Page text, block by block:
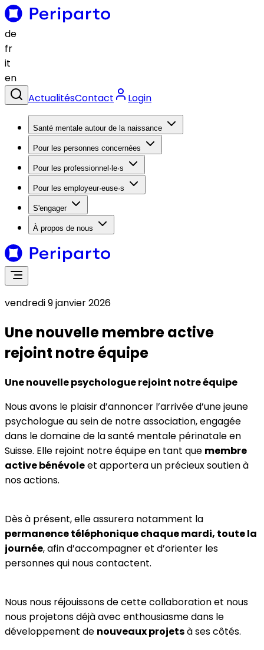
de
fr
it
en
ActualitésContact Login
Santé mentale autour de la naissance
Pour les personnes concernées
Pour les professionnel·le·s
Pour les employeur·euse·s
S'engager
À propos de nous
vendredi 9 janvier 2026
Une nouvelle membre active
rejoint notre équipe
Une nouvelle psychologue rejoint notre équipe
Nous avons le plaisir d’annoncer l’arrivée d’une jeune
psychologue au sein de notre association, engagée
dans le domaine de la santé mentale périnatale en
Suisse. Elle rejoint notre équipe en tant que membre
active bénévoleet apportera un précieux soutien à
nos actions.
Dès à présent, elle assurera notamment la
permanence téléphonique chaque mardi, toute la
journée, afin d’accompagner et d’orienter les
personnes qui nous contactent.
Nous nous réjouissons de cette collaboration et nous
nous projetons déjà avec enthousiasme dans le
développement de nouveaux projetsà ses côtés.